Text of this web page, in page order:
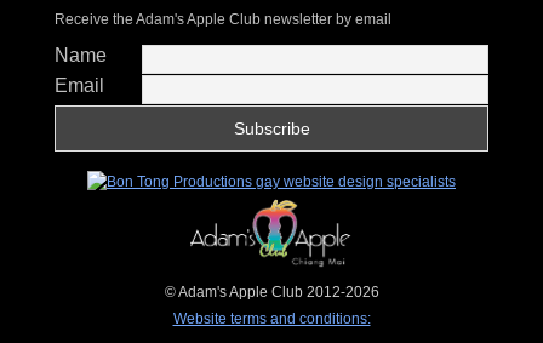
Receive the Adam's Apple Club newsletter by email
Name
Email
© Adam's Apple Club 2012-2026
Website terms and conditions: